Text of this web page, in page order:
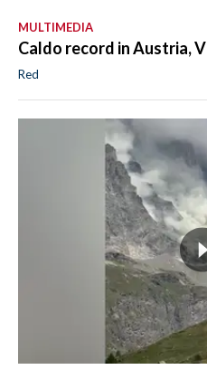
MULTIMEDIA
Caldo record in Austria,
Red